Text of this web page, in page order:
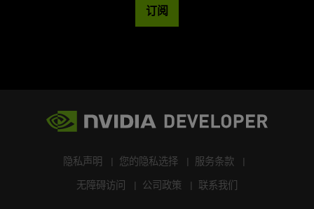
订阅
隐私声明 您的隐私选择
服务条款
无障碍访问
公司政策 联系我们